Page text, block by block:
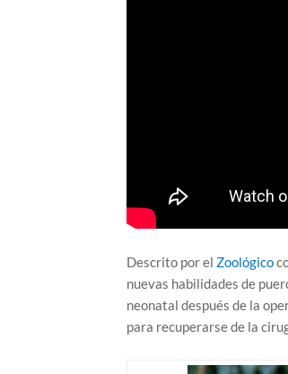
Descrito por el Zoológico
nuevas habilidades de
neonatal después de la
para recuperarse de la